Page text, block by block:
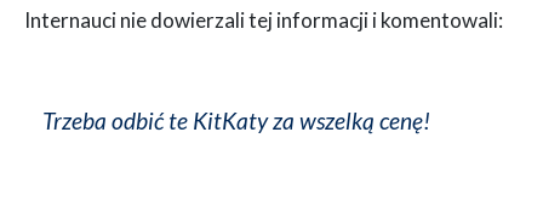
Internauci nie dowierzali tej informacji i komentowali:
Trzeba odbić te KitKaty za wszelką cenę!